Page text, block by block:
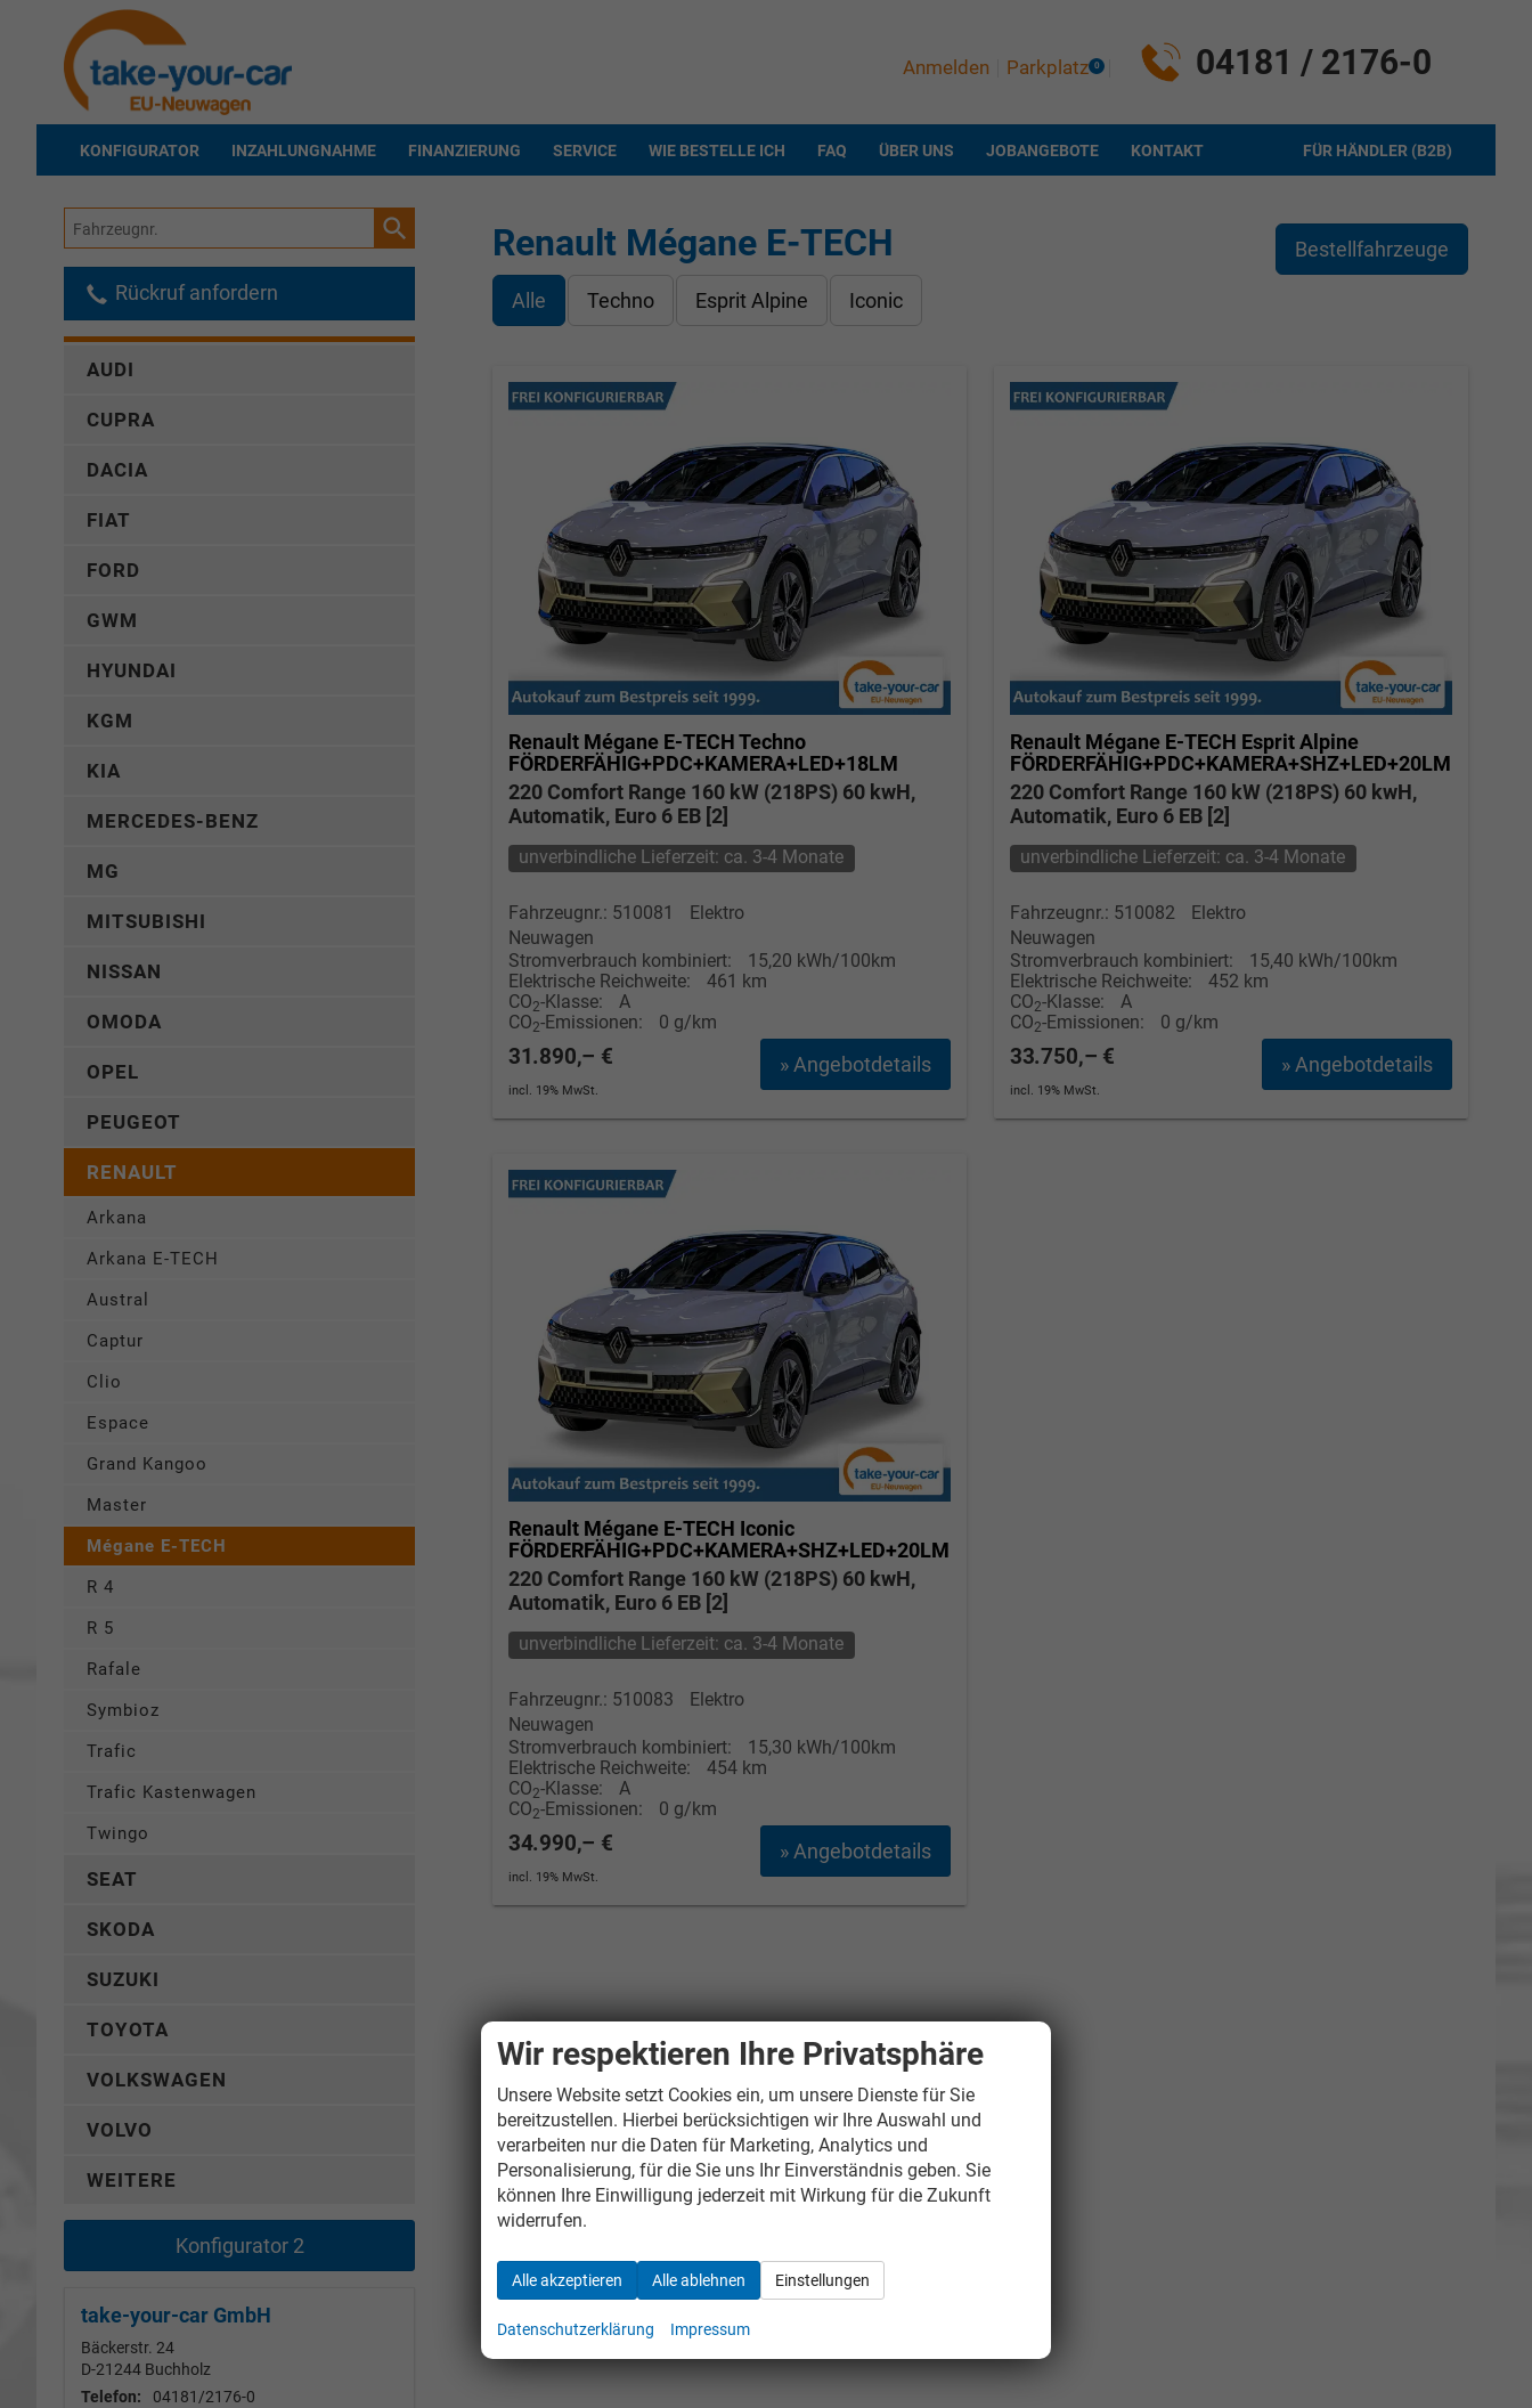
04181 / 2176-0
Anmelden Parkplatz 0
KONFIGURATOR INZAHLUNGNAHME FINANZIERUNG SERVICE WIE BESTELLE ICH FAQ ÜBER UNS JOBANGEBOTE FÜR HÄNDLER (B2B)
KONTAKT
Bestellfahrzeuge
Renault Mégane E-TECH
Alle Techno Esprit Alpine Iconic
Renault Mégane E-TECHTechno
FÖRDERFÄHIG+PDC+KAMERA+LED+18LM
220 Comfort Range 160 kW (218PS) 60 kwH,
Automatik, Euro 6 EB [2]
unverbindliche Lieferzeit: ca. 3-4 Monate
Fahrzeugnr.: 510081
Elektro
Neuwagen
Stromverbrauch kombiniert:
15,20 kWh/100km
Elektrische Reichweite:
461 km
CO2-Klasse:
A
CO2-Emissionen: 0 g/km
» Angebotdetails
31.890,– €
incl. 19% MwSt.
Renault Mégane E-TECH Esprit Alpine
FÖRDERFÄHIG+PDC+KAMERA+SHZ+LED+20LM
220 Comfort Range 160 kW (218PS) 60 kwH,
Automatik, Euro 6 EB [2]
unverbindliche Lieferzeit: ca. 3-4 Monate
Fahrzeugnr.: 510082
Elektro
Neuwagen
Stromverbrauch kombiniert:
15,40 kWh/100km
Elektrische Reichweite:
452 km
CO2-Klasse:
A
CO2-Emissionen: 0 g/km
» Angebotdetails
33.750,– €
incl. 19% MwSt.
Renault Mégane E-TECH Iconic
FÖRDERFÄHIG+PDC+KAMERA+SHZ+LED+20LM
220 Comfort Range 160 kW (218PS) 60 kwH,
Automatik, Euro 6 EB [2]
unverbindliche Lieferzeit: ca. 3-4 Monate
Fahrzeugnr.: 510083
Elektro
Neuwagen
Stromverbrauch kombiniert:
15,30 kWh/100km
Elektrische Reichweite:
454 km
CO2-Klasse:
A
CO2-Emissionen: 0 g/km
» Angebotdetails
34.990,– €
incl. 19% MwSt.
Fahrzeugnr.
Rückruf anfordern
AUDI
CUPRA
DACIA
FIAT
FORD
GWM
HYUNDAI
KGM
KIA
MERCEDES-BENZ
MG
MITSUBISHI
NISSAN
OMODA
OPEL
PEUGEOT
RENAULT
Arkana
Arkana E-TECH
Austral
Captur
Clio
Espace
Grand Kangoo
Master
Mégane E-TECH
R 4
R 5
Rafale
Symbioz
Trafic
Trafic Kastenwagen
Twingo
SEAT
SKODA
SUZUKI
TOYOTA
VOLKSWAGEN
VOLVO
WEITERE
Konfigurator 2
take-your-car GmbH
Bäckerstr. 24
D-21244 Buchholz
Telefon:
04181/2176-0
Wir respektieren Ihre Privatsphäre
Unsere Website setzt Cookies ein, um unsere Dienste für Sie
bereitzustellen. Hierbei berücksichtigen wir Ihre Auswahl und
verarbeiten nur die Daten für Marketing, Analytics und
Personalisierung, für die Sie uns Ihr Einverständnis geben. Sie
können Ihre Einwilligung jederzeit mit Wirkung für die Zukunft
widerrufen.
Alle akzeptieren Alle ablehnen Einstellungen
Datenschutzerklärung Impressum